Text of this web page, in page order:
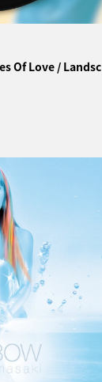
Of Love / Landsc